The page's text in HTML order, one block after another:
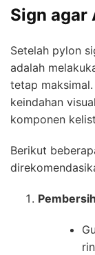
Sign agar
Setelah pylon
adalah
tetap
keindahan
komponen
Berikut